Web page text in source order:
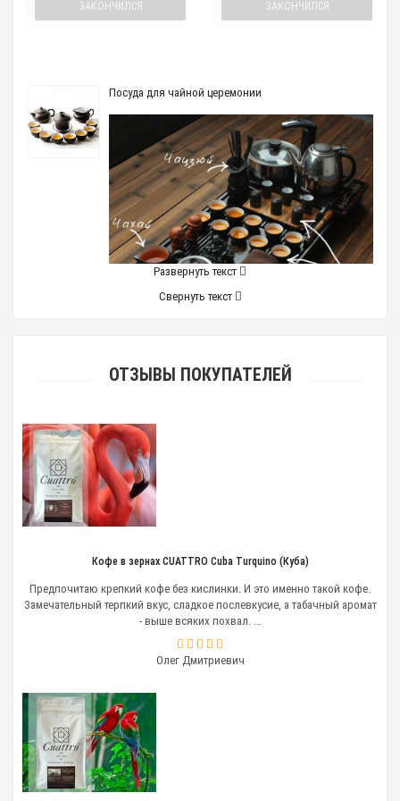
ЗАКОНЧИЛСЯ ЗАКОНЧИЛСЯ
Посуда для чайной церемонии
Развернуть текст
Свернуть текст
ОТЗЫВЫ ПОКУПАТЕЛЕЙ
Кофе в зернах CUATTRO Cuba Turquino (Куба)
Предпочитаю крепкий кофе без кислинки. И это именно такой кофе.
Замечательный терпкий вкус, сладкое послевкусие, а табачный аромат
- выше всяких похвал. ...
Олег Дмитриевич